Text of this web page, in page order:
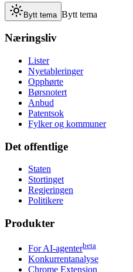
Bytt tema Bytt tema
Næringsliv
Lister
Nyetableringer
Opphørte
Børsnotert
Anbud
Patentsok
Fylker og kommuner
Det offentlige
Staten
Stortinget
Regjeringen
Politikere
Produkter
For AI-agenterbeta
Konkurrentanalyse
Chrome Extension